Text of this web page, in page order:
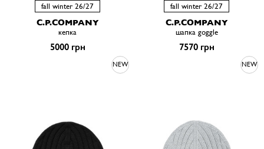
fall winter 26/27
C.P.COMPANY
кепка
5000 грн
fall winter 26/27
C.P.COMPANY
шапка goggle
7570 грн
NEW NEW